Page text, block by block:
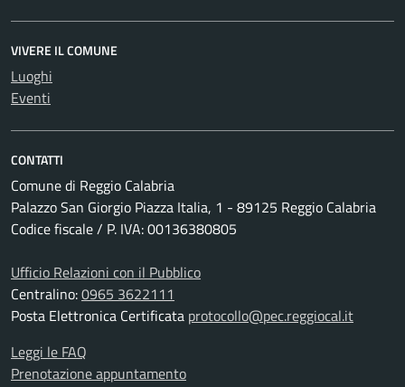
VIVERE IL COMUNE
Luoghi
Eventi
CONTATTI
Comune di Reggio Calabria
Palazzo San Giorgio Piazza Italia, 1 - 89125 Reggio Calabria
Codice fiscale / P. IVA: 00136380805
Ufficio Relazioni con il Pubblico
Centralino:0965 3622111
Posta Elettronica Certificata protocollo@pec.reggiocal.it
Leggi le FAQ
Prenotazione appuntamento